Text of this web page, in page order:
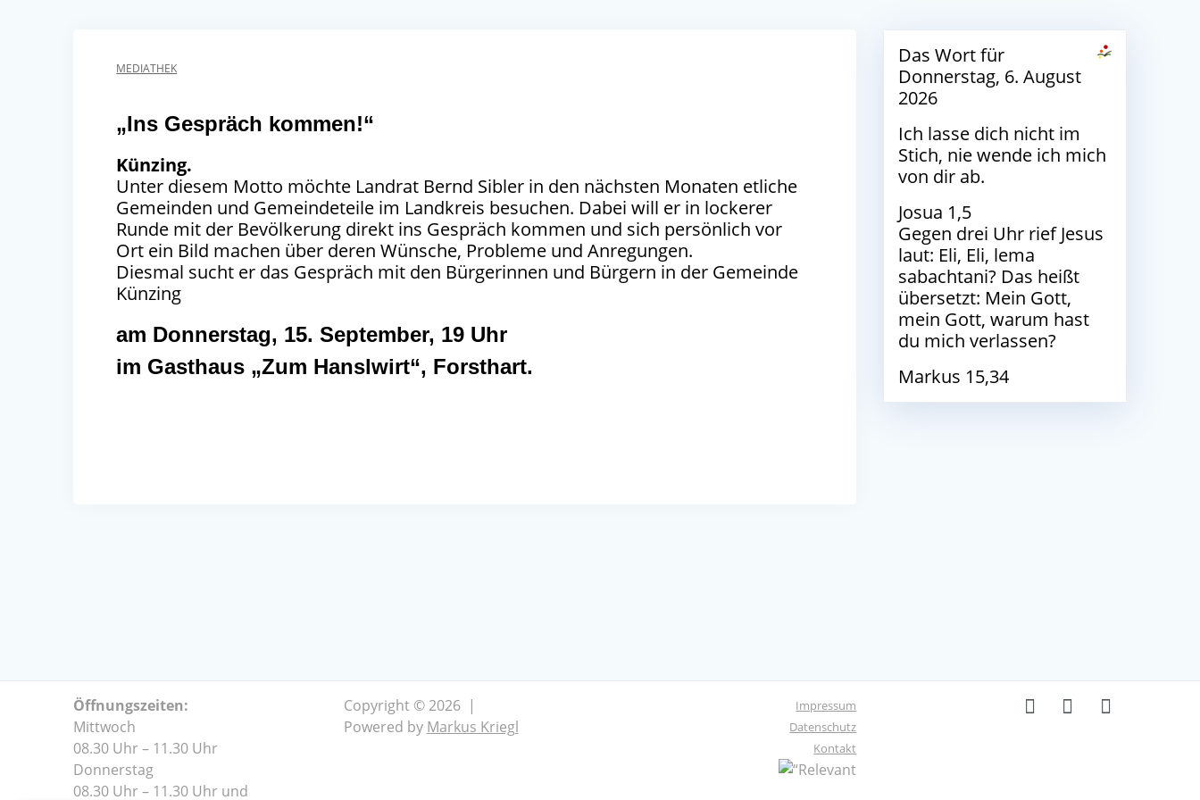
MEDIATHEK
„Ins Gespräch kommen!“
Künzing.
Unter diesem Motto möchte Landrat Bernd Sibler in den nächsten Monaten etliche
Gemeinden und Gemeindeteile im Landkreis besuchen. Dabei will er in lockerer
Runde mit der Bevölkerung direkt ins Gespräch kommen und sich persönlich vor
Ort ein Bild machen über deren Wünsche, Probleme und Anregungen.
Diesmal sucht er das Gespräch mit den Bürgerinnen und Bürgern in der Gemeinde
Künzing
am Donnerstag, 15. September, 19 Uhr
im Gasthaus „Zum Hanslwirt“, Forsthart.
Das Wort für
Donnerstag, 6. August
2026
Ich lasse dich nicht im
Stich, nie wende ich mich
von dir ab.
Josua 1,5
Gegen drei Uhr rief Jesus
laut: Eli, Eli, lema
sabachtani? Das heißt
übersetzt: Mein Gott,
mein Gott, warum hast
du mich verlassen?
Markus 15,34
Öffnungszeiten:
Mittwoch
08.30 Uhr – 11.30 Uhr
Donnerstag
08.30 Uhr – 11.30 Uhr und
Copyright © 2026 |
Powered by Markus Kriegl
Impressum
Datenschutz
Kontakt